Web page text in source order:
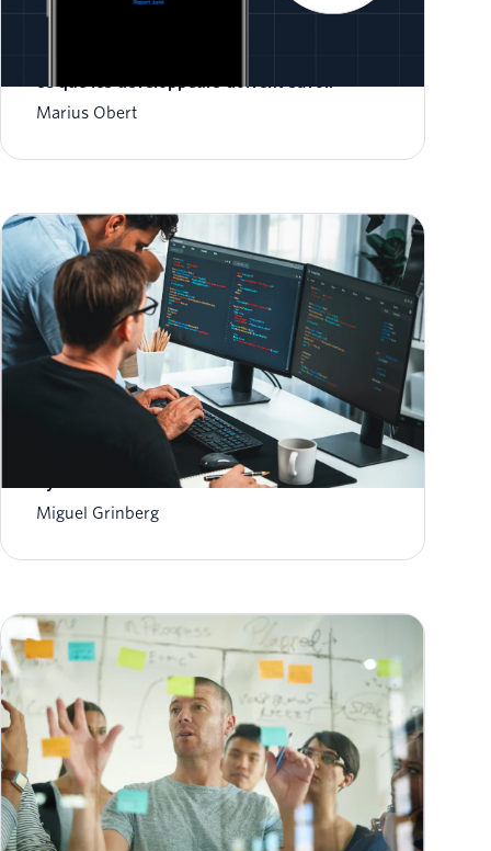
Marius Obert
Vérifiez vos utilisateurs sur WhatsApp avec
Miguel Grinberg